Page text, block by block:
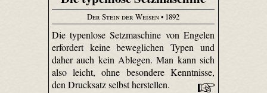
Der Stein der Weisen• 1892
Die typenlose Setzmaschine von Engelen
erfordert keine beweglichen Typen und
daher auch kein Ablegen. Man kann sich
also leicht, ohne besondere Kenntnisse,
den Drucksatz selbst herstellen.